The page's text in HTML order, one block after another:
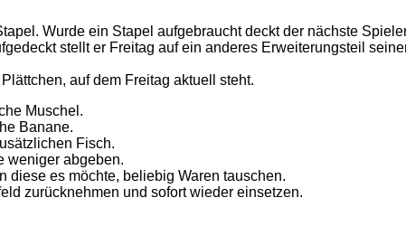
Wurde ein Stapel aufgebraucht deckt der nächste
stellt er Freitag auf ein anderes Erweiterungsteil
auf dem Freitag aktuell steht.
Muschel.
Banane.
Fisch.
weniger abgeben.
diese es möchte, beliebig Waren tauschen.
zurücknehmen und sofort wieder einsetzen.